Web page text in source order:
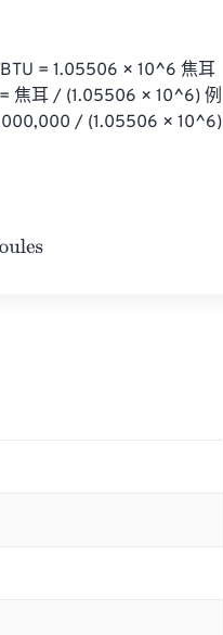
= 1.05506 × 10^6 焦耳
焦耳 / (1.05506 × 10^6) 例
/ (1.05506 × 10^6)